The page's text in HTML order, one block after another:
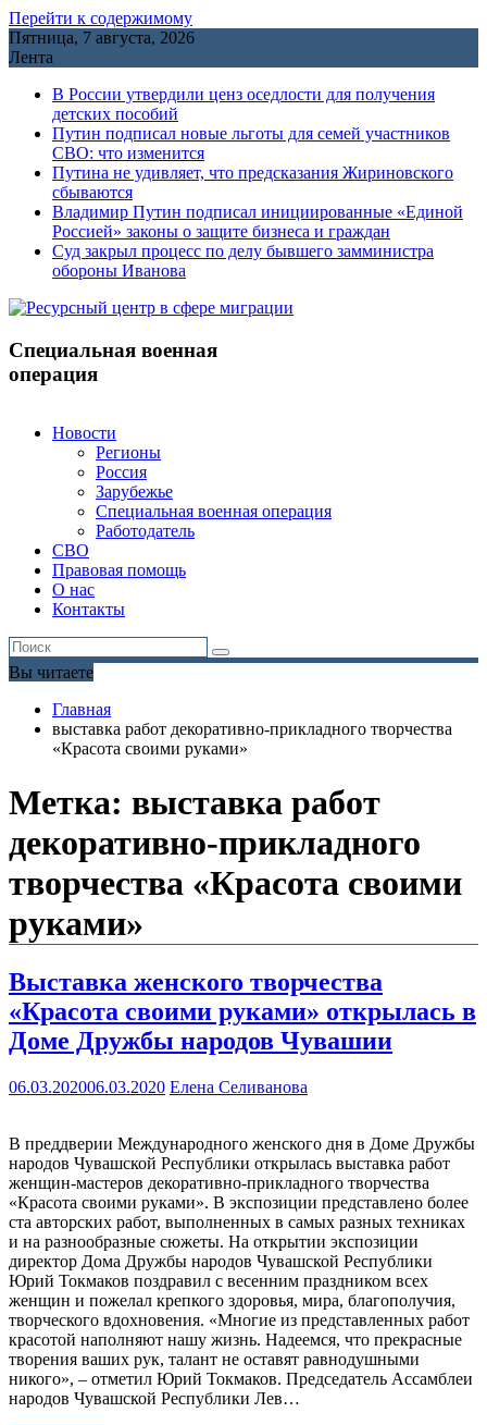
Перейти к содержимому
Пятница, 7 августа, 2026
Лента
В России утвердили ценз оседлости для получения
детских пособий
Путин подписал новые льготы для семей участников
СВО: что изменится
Путина не удивляет, что предсказания Жириновского
сбываются
Владимир Путин подписал инициированные «Единой
Россией» законы о защите бизнеса и граждан
Cуд закрыл процесс по делу бывшего замминистра
обороны Иванова
Специальная военная
операция
Новости
Регионы
Россия
Зарубежье
Специальная военная операция
Работодатель
СВО
Правовая помощь
О нас
Контакты
Вы читаете
Главная
выставка работ декоративно-прикладного творчества
«Красота своими руками»
Метка: выставка работ
декоративно-прикладного
творчества «Красота своими
руками»
Выставка женского творчества
«Красота своими руками» открылась в
Доме Дружбы народов Чувашии
06.03.202006.03.2020 Елена Селиванова
В преддверии Международного женского дня в Доме Дружбы
народов Чувашской Республики открылась выставка работ
женщин-мастеров декоративно-прикладного творчества
«Красота своими руками». В экспозиции представлено более
ста авторских работ, выполненных в самых разных техниках
и на разнообразные сюжеты. На открытии экспозиции
директор Дома Дружбы народов Чувашской Республики
Юрий Токмаков поздравил с весенним праздником всех
женщин и пожелал крепкого здоровья, мира, благополучия,
творческого вдохновения. «Многие из представленных работ
красотой наполняют нашу жизнь. Надеемся, что прекрасные
творения ваших рук, талант не оставят равнодушными
никого», – отметил Юрий Токмаков. Председатель Ассамблеи
народов Чувашской Республики Лев…